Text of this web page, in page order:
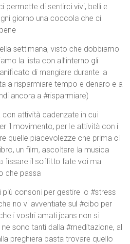
permette di sentirci vivi, belli e
giorno una coccola che ci
settimana, visto che dobbiamo
la lista con all’interno gli
di mangiare durante la
a risparmiare tempo e denaro e a
ancora a #risparmiare)
attività cadenzate in cui
il movimento, per le attività con i
quelle piacevolezze che prima ci
un film, ascoltare la musica
fissare il soffitto fate voi ma
che passa
più consoni per gestire lo #stress
no vi avventiate sul #cibo per
i vostri amati jeans non si
sono tanti dalla #meditazione, al
preghiera basta trovare quello